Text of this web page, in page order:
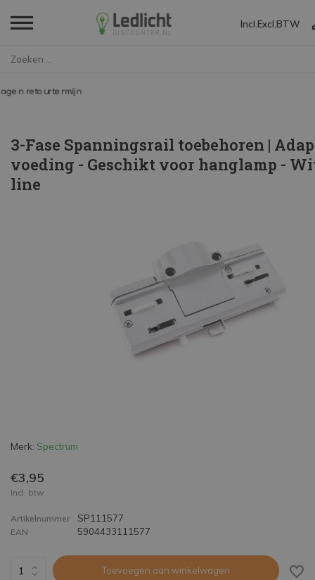
Incl. Excl. BTW
3-Fase Spanningsrail toebehoren |
voeding - Geschikt voor hanglamp -
line
Merk: Spectrum
€3,95
Incl. btw
Artikelnummer SP111577
EAN 5904433111577
Toevoegen aan winkelwagen